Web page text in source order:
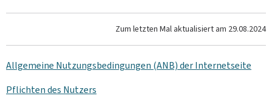
Zum letzten Mal aktualisiert am 29.08.2024
Allgemeine Nutzungsbedingungen (ANB) der Internetseite
Pflichten des Nutzers